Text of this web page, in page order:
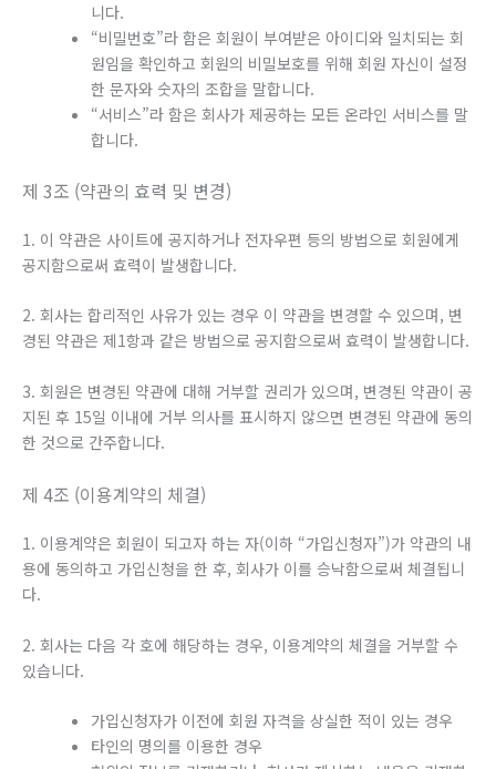
니다.
“비밀번호”라 함은 회원이 부여받은 아이디와 일치되는 회
원임을 확인하고 회원의 비밀보호를 위해 회원 자신이 설정
한 문자와 숫자의 조합을 말합니다.
“서비스”라 함은 회사가 제공하는 모든 온라인 서비스를 말
합니다.
제 3조 (약관의 효력 및 변경)
1. 이 약관은 사이트에 공지하거나 전자우편 등의 방법으로 회원에게
공지함으로써 효력이 발생합니다.
2. 회사는 합리적인 사유가 있는 경우 이 약관을 변경할 수 있으며, 변
경된 약관은 제1항과 같은 방법으로 공지함으로써 효력이 발생합니다.
3. 회원은 변경된 약관에 대해 거부할 권리가 있으며, 변경된 약관이 공
지된 후 15일 이내에 거부 의사를 표시하지 않으면 변경된 약관에 동의
한 것으로 간주합니다.
제 4조 (이용계약의 체결)
1. 이용계약은 회원이 되고자 하는 자(이하 “가입신청자”)가 약관의 내
용에 동의하고 가입신청을 한 후, 회사가 이를 승낙함으로써 체결됩니
다.
2. 회사는 다음 각 호에 해당하는 경우, 이용계약의 체결을 거부할 수
있습니다.
가입신청자가 이전에 회원 자격을 상실한 적이 있는 경우
타인의 명의를 이용한 경우